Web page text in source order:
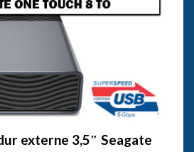
externe 3,5″ Seagate